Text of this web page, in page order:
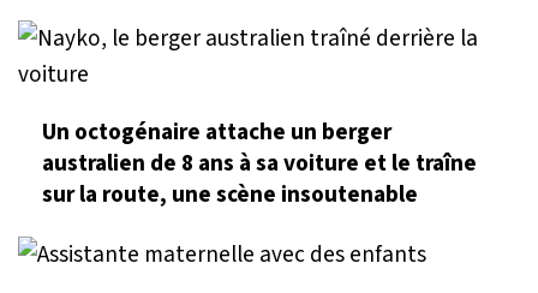
Un octogénaire attache un berger
australien de 8 ans à sa voiture et le traîne
sur la route, une scène insoutenable